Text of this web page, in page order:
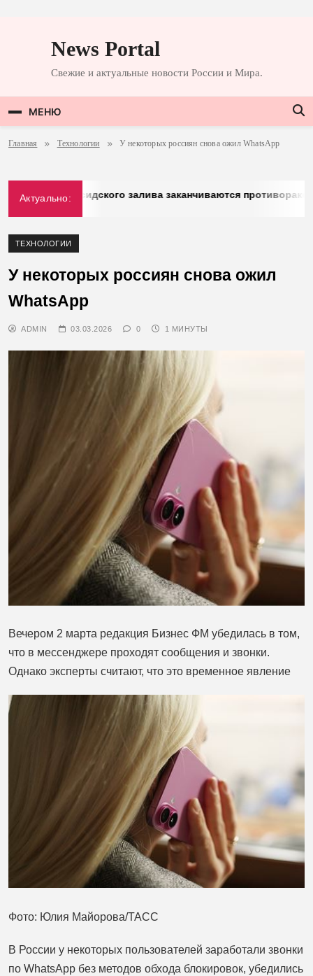
содержимомуNews Portal
Свежие и актуальные новости России и Мира.
МЕНЮ
Главная Технологии У некоторых россиян снова ожил WhatsApp
Актуально:
стран Персидского залива заканчиваются противоракеты
ТЕХНОЛОГИИ
У некоторых россиян снова ожил
WhatsApp
ADMIN 03.03.2026 0 1 МИНУТЫ
Вечером 2 марта редакция Бизнес ФМ убедилась в том,
что в мессенджере проходят сообщения и звонки.
Однако эксперты считают, что это временное явление
Фото: Юлия Майорова/ТАСС
В России у некоторых пользователей заработали звонки
по WhatsApp без методов обхода блокировок, убедились